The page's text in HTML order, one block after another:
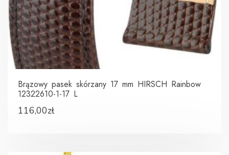
Brązowy pasek skórzany 17 mm HIRSCH Rainbow
12322610-1-17 L
116,00zł